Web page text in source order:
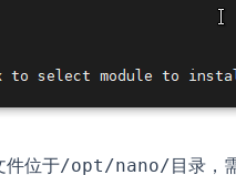
件位于/opt/nano/目录，